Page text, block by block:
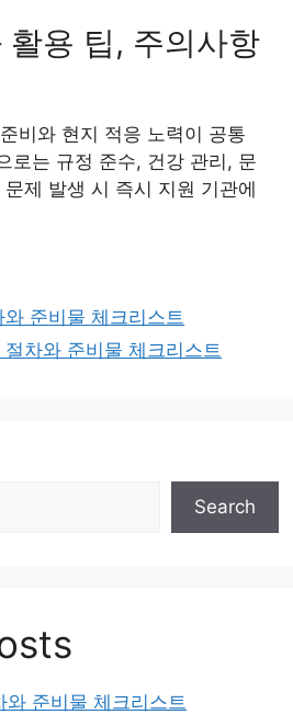
활용 팁, 주의사항
비와 현지 적응 노력이 공통
로는 규정 준수, 건강 관리, 문
제 발생 시 즉시 지원 기관에
준비물 체크리스트
차와 준비물 체크리스트
Search
준비물 체크리스트